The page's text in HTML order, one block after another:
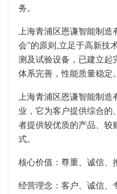
务。
上海青浦区恩谦智能制造
会”的原则,立足于高新技
测及试验设备，已建立起
体系完善，性能质量稳定。
上海青浦区恩谦智能制造
业，它为客户提供综合的
者提供较优质的产品、较
式。
核心价值：尊重、诚信、
经营理念：客户、诚信、